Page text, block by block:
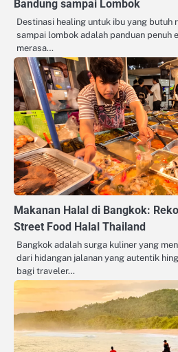
Bandung sampai Lombok
Destinasi healing untuk ibu yang butuh
sampai lombok adalah panduan penuh
merasa…
Makanan Halal di Bangkok:
Street Food Halal Thailand
Bangkok adalah surga kuliner yang
dari hidangan jalanan yang autentik
bagi traveler…